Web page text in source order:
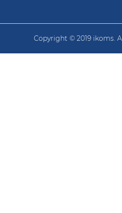
Copyright © 2019 ikoms.